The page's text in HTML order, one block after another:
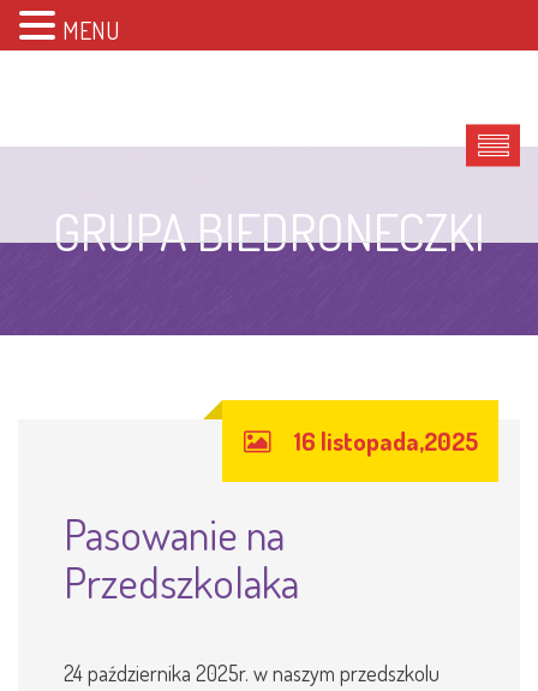
GRUPA BIEDRONECZKI
16 listopada,2025
Pasowanie na
Przedszkolaka
24 października 2025r. w naszym przedszkolu
MENU